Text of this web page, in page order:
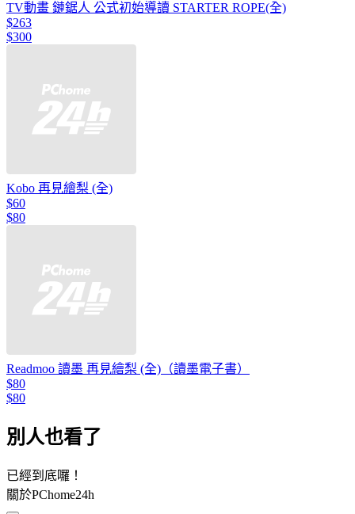
TV動畫 鏈鋸人 公式初始導讀 STARTER ROPE(全)
$263
$300
Kobo 再見繪梨 (全)
$60
$80
Readmoo 讀墨 再見繪梨 (全)（讀墨電子書）
$80
$80
別人也看了
已經到底囉！
關於PChome24h